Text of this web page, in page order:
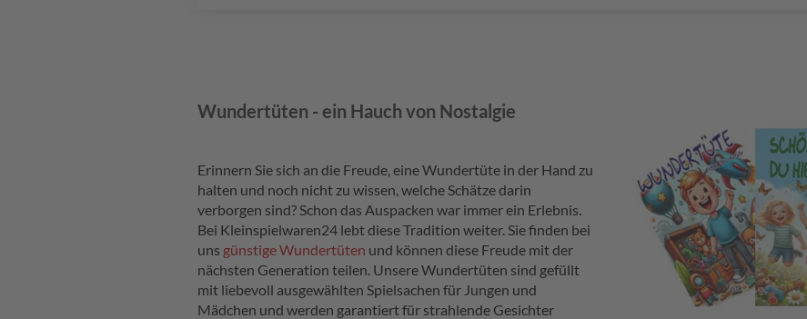
Wundertüten - ein Hauch von Nostalgie
Erinnern Sie sich an die Freude, eine Wundertüte in der Hand zu
halten und noch nicht zu wissen, welche Schätze darin
verborgen sind? Schon das Auspacken war immer ein Erlebnis.
Bei Kleinspielwaren24 lebt diese Tradition weiter. Sie finden bei
uns günstige Wundertüten und können diese Freude mit der
nächsten Generation teilen. Unsere Wundertüten sind gefüllt
mit liebevoll ausgewählten Spielsachen für Jungen und
Mädchen und werden garantiert für strahlende Gesichter